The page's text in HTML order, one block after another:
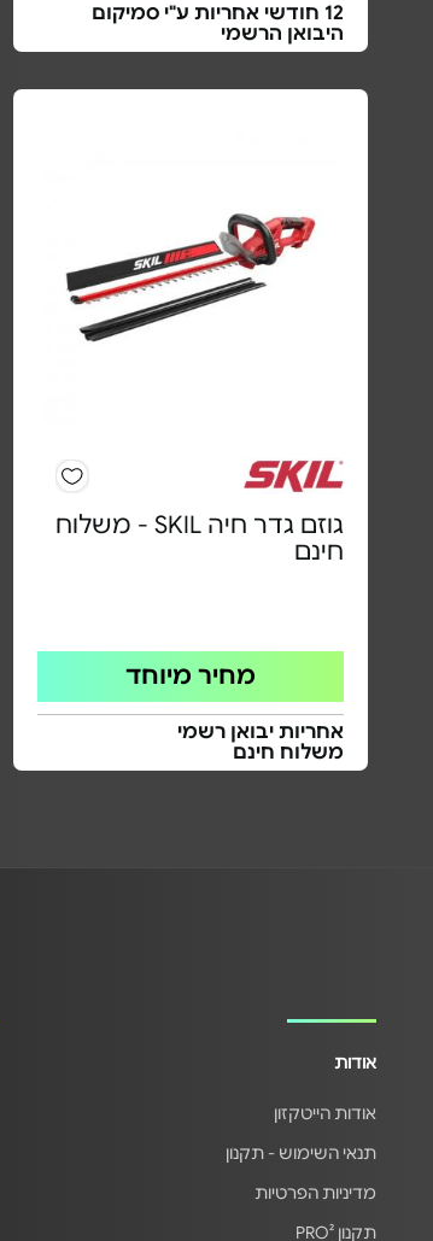
12 חודשי אחריות ע"י סמיקום
היבואן הרשמי
גוזם גדר חיה SKIL - משלוח
חינם
מחיר מיוחד
אחריות יבואן רשמי
משלוח חינם
אודות
אודות הייטקזון
תנאי השימוש - תקנון
מדיניות הפרטיות
תקנון PRO²